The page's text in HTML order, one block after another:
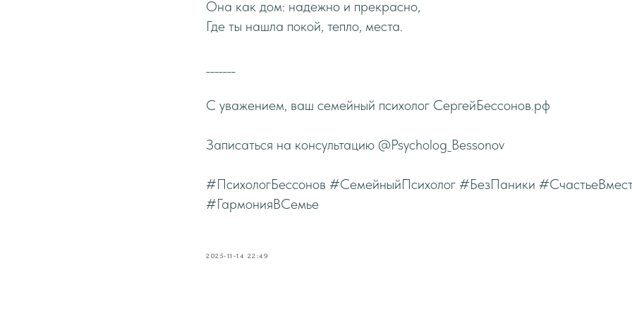
Она как дом: надежно и прекрасно,
Где ты нашла покой, тепло, места.
С уважением, ваш семейный психолог СергейБессонов.рф
Записаться на консультацию @Psycholog_Bessonov
#ПсихологБессонов #СемейныйПсихолог #БезПаники
#ГармонияВСемье
2025-11-14 22:49